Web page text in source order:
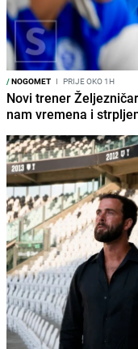
/NOGOMET I PRIJE OKO 1H
Novi trener
nam vremena i